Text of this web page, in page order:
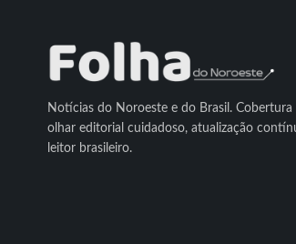
Notícias do Noroeste e do Brasil. Cobertura
olhar editorial cuidadoso, atualização
leitor brasileiro.